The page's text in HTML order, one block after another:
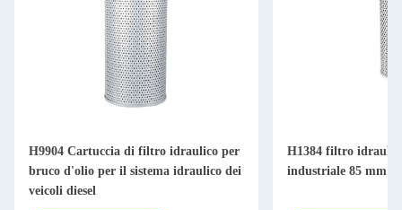
H9904 Cartuccia di filtro idraulico per
bruco d'olio per il sistema idraulico dei
veicoli diesel
H1384 filtro
industriale 85 mm